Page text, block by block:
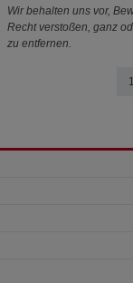
Wir behalten uns vor,
Recht verstoßen, ganz
zu entfernen.
1